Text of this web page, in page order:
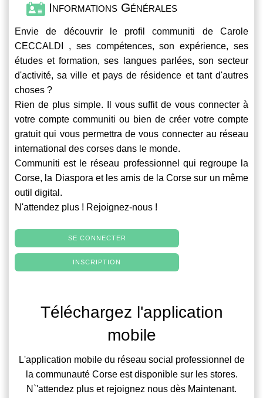
Informations Générales
Envie de découvrir le profilcommuniti de Carole
CECCALDI , ses compétences, son expérience, ses
études et formation, ses langues parlées, son secteur
d'activité, sa ville et pays de résidence et tant d'autres
choses ?
Rien de plus simple. Il vous suffit de vous connecter à
votre compte communiti ou bien de créer votre compte
gratuit qui vous permettra de vous connecter au réseau
international des corses dans le monde.
Communiti est le réseau professionnel qui regroupe la
Corse, la Diaspora et les amis de la Corse sur un même
outil digital.
N'attendez plus ! Rejoignez-nous !
SE CONNECTER
INSCRIPTION
Téléchargez l'application
mobile
L'application mobile du réseau social professionnel de
la communauté Corse est disponible sur les stores.
N`'attendez plus et rejoignez nous dès Maintenant.